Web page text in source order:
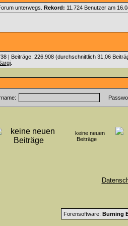
unterwegs. Rekord: 11.724 Benutzer am
| Beiträge: 226.908 (durchschnittlich 31,06
keine neuen
Beiträge
Forensoftware: Burning